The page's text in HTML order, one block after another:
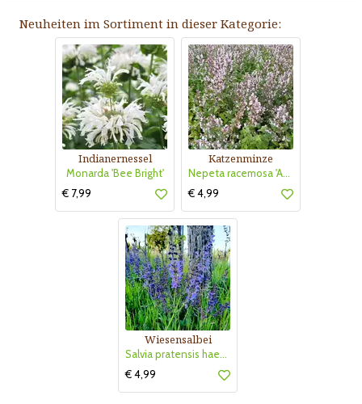
Neuheiten im Sortiment in dieser Kategorie:
Indianernessel
Monarda 'Bee Bright'
€ 7,99
Katzenminze
Nepeta racemosa 'Amelia'
€ 4,99
Wiesensalbei
Salvia pratensis haematodes
€ 4,99